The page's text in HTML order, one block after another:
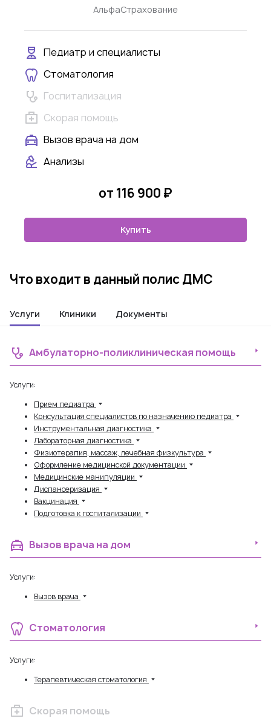
АльфаСтрахование
Педиатр и специалисты
Стоматология
Госпитализация
Скорая помощь
Вызов врача на дом
Анализы
от 116 900 ₽
Купить
Что входит в данный полис ДМС
Услуги Клиники Документы
Амбулаторно-поликлиническая помощь
Услуги:
Прием педиатра
Консультация специалистов по назначению педиатра
Инструментальная диагностика
Лабораторная диагностика
Физиотерапия, массаж, лечебная физкультура
Оформление медицинской документации
Медицинские манипуляции
Диспансеризация
Вакцинация
Подготовка к госпитализации
Вызов врача на дом
Услуги:
Вызов врача
Стоматология
Услуги:
Терапевтическая стоматология
Скорая помощь